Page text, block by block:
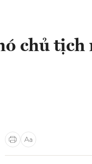
chủ tịch